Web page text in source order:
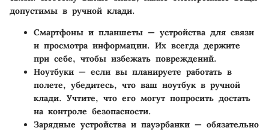
допустимы в ручной клади.
Смартфоны и планшеты — устройства для связи
и просмотра информации. Их всегда держите
при себе, чтобы избежать повреждений.
Ноутбуки — если вы планируете работать в
полете, убедитесь, что ваш ноутбук в ручной
клади. Учтите, что его могут попросить достать
на контроле безопасности.
Зарядные устройства и пауэрбанки — обязательно